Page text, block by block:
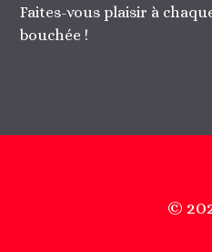
Faites-vous plaisir à
bouchée !
©